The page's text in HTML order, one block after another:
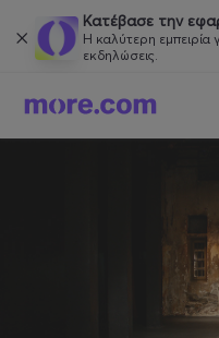
Κατέβασε την
Η καλύτερη εμπειρία
εκδηλώσεις.